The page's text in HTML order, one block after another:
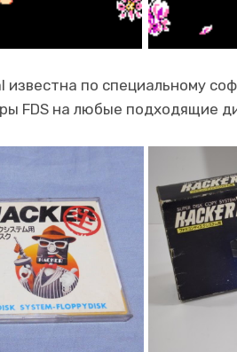
известна по специальному
FDS на любые подходящие